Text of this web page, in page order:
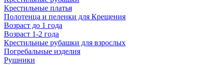
Крестильные платья
Полотенца и пеленки для Крещения
Возраст до 1 года
Возраст 1-2 года
Крестильные рубашки для взрослых
Погребальные изделия
Рушники